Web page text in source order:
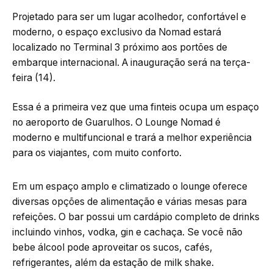
Projetado para ser um lugar acolhedor, confortável e
moderno, o espaço exclusivo da Nomad estará
localizado no Terminal 3 próximo aos portões de
embarque internacional. A inauguração será na terça-
feira (14).
Essa é a primeira vez que uma finteis ocupa um espaço
no aeroporto de Guarulhos. O Lounge Nomad é
moderno e multifuncional e trará a melhor experiência
para os viajantes, com muito conforto.
Em um espaço amplo e climatizado o lounge oferece
diversas opções de alimentação e várias mesas para
refeições. O bar possui um cardápio completo de drinks
incluindo vinhos, vodka, gin e cachaça. Se você não
bebe álcool pode aproveitar os sucos, cafés,
refrigerantes, além da estação de milk shake.